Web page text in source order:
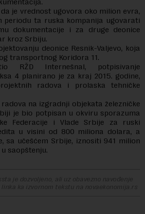
je vrednost ugovora oko milion evra,
periodu ta ruska kompanija ugovarati
dokumentacije i za druge deonice
kroz Srbiju.
deonice Resnik-Valjevo, koja
transportnog Koridora 11.
RŽD Internešnal, potpisivanje
4 planirano je za kraj 2015. godine,
radova i prolaska tehničke
na izgradnji objekata železničke
je bio potpisan u okviru sporazuma
Federacije i Vlade Srbije za ruski
u visini od 800 miliona dolara, a
sa učešćem Srbije, iznositi 941 milion
saopštenju.
je dozvoljeno, ali uz obavezno navođenje
ka izvornom tekstu na novaekonomija.rs